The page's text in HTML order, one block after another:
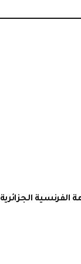
الفرنسية الجزائرية